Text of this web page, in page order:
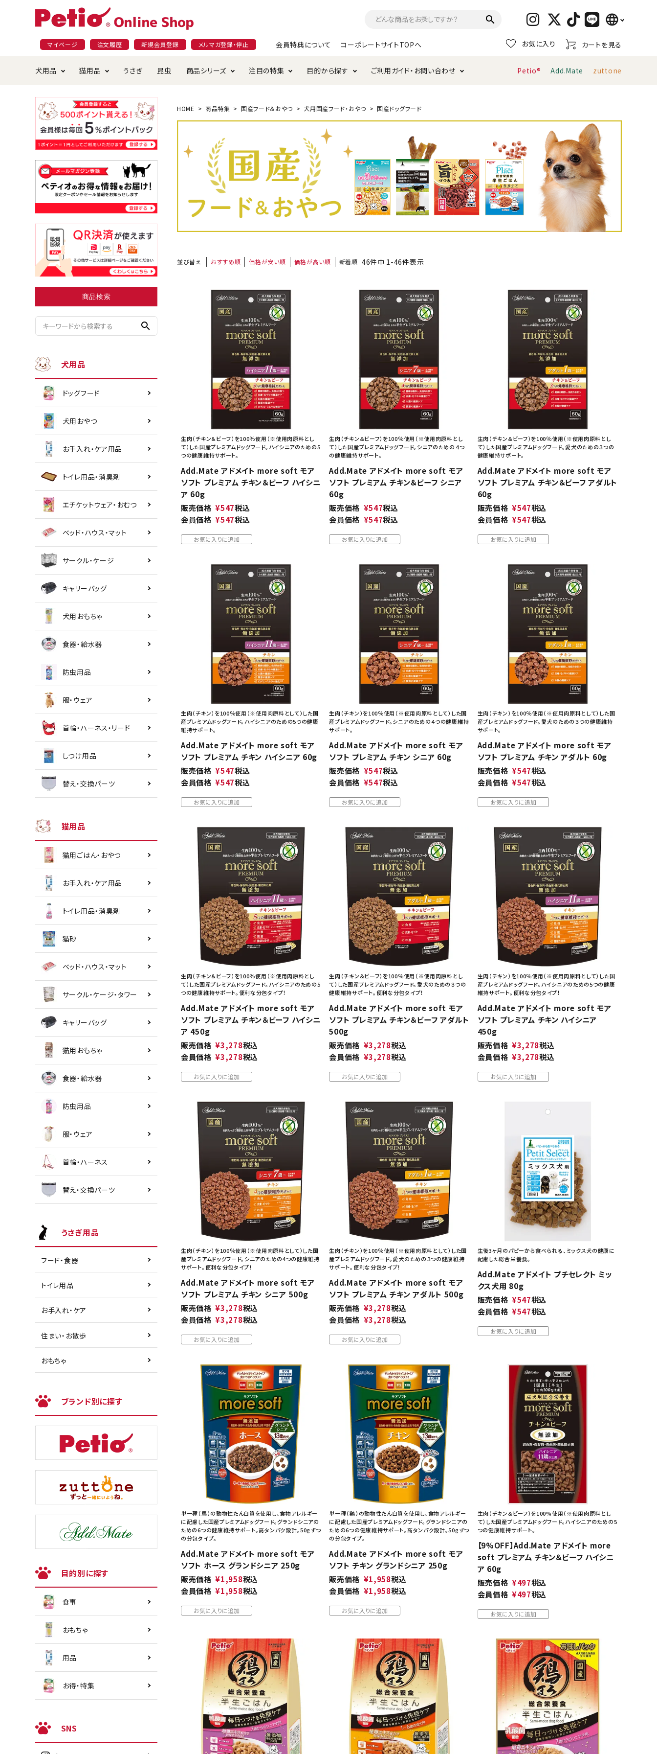
search language
日本語
English
マイページ 注文履歴 新規会員登録 メルマガ登録・停止 会員特典について コーポレートサイトTOPへ お気に入り カートを見る
犬用品
ドッグフード おやつ お手入れ・ケア用品
ペットシーツ ベッド・ハウス・マット キャリーバッグ
おもちゃ 食器・給水器 防虫用品 服・ウェア
首輪・ハーネス・リード しつけ用品 替え・交換パーツ
猫用品
ごはん・おやつ お手入れ・ケア用品 トイレタリー・消臭剤
ベッド・ハウス・マット サークル・ケージ・タワー
食器・給水器 防虫用品 服・ウェア 首輪・ハーネス
替え・交換パーツ
うさぎ 昆虫 商品シリーズ
プラクト 素材そのまま 極上
注目の特集
夜のお散歩特集 無添加特集 けりぐるみ特集
目的から探す
国産フード&おやつ特集
じゃらして遊ぶ 引っ張って遊ぶ 投げて遊ぶ デンタルおもちゃ
またたび・元気草
小型犬にオススメ ダイエット中にオススメ まとめ買いでオトク！！
ご利用ガイド・お問い合わせ
ショッピングガイド 会員特典について ご注文方法について
返品・交換について オンラインショップ利用規約
Petio® Add.Mate zuttone
商品検索
search
犬用品
ドッグフード
犬用おやつ
お手入れ・ケア用品
トイレ用品・消臭剤
エチケットウェア・おむつ
ベッド・ハウス・マット
サークル・ケージ
キャリーバッグ
犬用おもちゃ
食器・給水器
防虫用品
服・ウェア
首輪・ハーネス・リード
しつけ用品
替え・交換パーツ
猫用品
猫用ごはん・おやつ
お手入れ・ケア用品
トイレ用品・消臭剤
猫砂
ベッド・ハウス・マット
サークル・ケージ・タワー
キャリーバッグ
猫用おもちゃ
食器・給水器
防虫用品
服・ウェア
首輪・ハーネス
替え・交換パーツ
うさぎ用品
フード・食器
トイレ用品
お手入れ・ケア
住まい・お散歩
おもちゃ
ブランド別に探す
目的別に探す
食事
おもちゃ
用品
お得・特集
SNS
HOME 商品特集 国産フード＆おやつ 犬用国産フード・おやつ 国産ドッグフード
並び替え おすすめ順 価格が安い順 価格が高い順 新着順 46件中 1 -46件表示
生肉（チキン＆ビーフ）を100％使用（※使用肉原料とし
て）した国産プレミアムドッグフード。ハイシニアのための5
つの健康維持サポート。
Add.Mate アドメイト more soft モア
ソフト プレミアム チキン＆ビーフ ハイシニ
ア 60g
販売価格 ¥547税込
会員価格 ¥547税込
お気に入りに追加
生肉（チキン＆ビーフ）を100％使用（※使用肉原料とし
て）した国産プレミアムドッグフード。シニアのための４つ
の健康維持サポート。
Add.Mate アドメイト more soft モア
ソフト プレミアム チキン＆ビーフ シニア
60g
販売価格 ¥547税込
会員価格 ¥547税込
お気に入りに追加
生肉（チキン＆ビーフ）を100％使用（※使用肉原料とし
て）した国産プレミアムドッグフード。愛犬のための３つの
健康維持サポート。
Add.Mate アドメイト more soft モア
ソフト プレミアム チキン＆ビーフ アダルト
60g
販売価格 ¥547税込
会員価格 ¥547税込
お気に入りに追加
生肉（チキン）を100％使用（※使用肉原料として）した国
産プレミアムドッグフード。ハイシニアのための5つの健康
維持サポート。
Add.Mate アドメイト more soft モア
ソフト プレミアム チキン ハイシニア 60g
販売価格 ¥547税込
会員価格 ¥547税込
お気に入りに追加
生肉（チキン）を100％使用（※使用肉原料として）した国
産プレミアムドッグフード。シニアのための４つの健康維持
サポート。
Add.Mate アドメイト more soft モア
ソフト プレミアム チキン シニア 60g
販売価格 ¥547税込
会員価格 ¥547税込
お気に入りに追加
生肉（チキン）を100％使用（※使用肉原料として）した国
産プレミアムドッグフード。愛犬のための３つの健康維持
サポート。
Add.Mate アドメイト more soft モア
ソフト プレミアム チキン アダルト 60g
販売価格 ¥547税込
会員価格 ¥547税込
お気に入りに追加
生肉（チキン＆ビーフ）を100％使用（※使用肉原料とし
て）した国産プレミアムドッグフード。ハイシニアのための5
つの健康維持サポート。便利な分包タイプ！
Add.Mate アドメイト more soft モア
ソフト プレミアム チキン＆ビーフ ハイシニ
ア 450g
販売価格 ¥3,278税込
会員価格 ¥3,278税込
お気に入りに追加
生肉（チキン＆ビーフ）を100％使用（※使用肉原料とし
て）した国産プレミアムドッグフード。愛犬のための３つの
健康維持サポート。便利な分包タイプ！
Add.Mate アドメイト more soft モア
ソフト プレミアム チキン＆ビーフ アダルト
500g
販売価格 ¥3,278税込
会員価格 ¥3,278税込
お気に入りに追加
生肉（チキン）を100％使用（※使用肉原料として）した国
産プレミアムドッグフード。ハイシニアのための5つの健康
維持サポート。便利な分包タイプ！
Add.Mate アドメイト more soft モア
ソフト プレミアム チキン ハイシニア
450g
販売価格 ¥3,278税込
会員価格 ¥3,278税込
お気に入りに追加
生肉（チキン）を100％使用（※使用肉原料として）した国
産プレミアムドッグフード。シニアのための4つの健康維持
サポート。便利な分包タイプ！
Add.Mate アドメイト more soft モア
ソフト プレミアム チキン シニア 500g
販売価格 ¥3,278税込
会員価格 ¥3,278税込
お気に入りに追加
生肉（チキン）を100％使用（※使用肉原料として）した国
産プレミアムドッグフード。愛犬のための３つの健康維持
サポート。便利な分包タイプ！
Add.Mate アドメイト more soft モア
ソフト プレミアム チキン アダルト 500g
販売価格 ¥3,278税込
会員価格 ¥3,278税込
お気に入りに追加
生後3ヶ月のパピーから食べられる、ミックス犬の健康に
配慮した総合栄養食。
Add.Mate アドメイト プチセレクト ミッ
クス犬用 80g
販売価格 ¥547税込
会員価格 ¥547税込
お気に入りに追加
単一種（馬）の動物性たん白質を使用し、食物アレルギー
に配慮した国産プレミアムドッグフード。グランドシニアの
ための6つの健康維持サポート。高タンパク設計。50gずつ
の分包タイプ。
Add.Mate アドメイト more soft モア
ソフト ホース グランドシニア 250g
販売価格 ¥1,958税込
会員価格 ¥1,958税込
お気に入りに追加
単一種（鶏）の動物性たん白質を使用し、食物アレルギー
に配慮した国産プレミアムドッグフード。グランドシニアの
ための6つの健康維持サポート。高タンパク設計。50gずつ
の分包タイプ。
Add.Mate アドメイト more soft モア
ソフト チキン グランドシニア 250g
販売価格 ¥1,958税込
会員価格 ¥1,958税込
お気に入りに追加
生肉（チキン＆ビーフ）を100%使用（※使用肉原料とし
て）した国産プレミアムドッグフード。ハイシニアのための5
つの健康維持サポート。
【9%OFF】Add.Mate アドメイト more
soft プレミアム チキン＆ビーフ ハイシニ
ア 60g
販売価格 ¥497税込
会員価格 ¥497税込
お気に入りに追加